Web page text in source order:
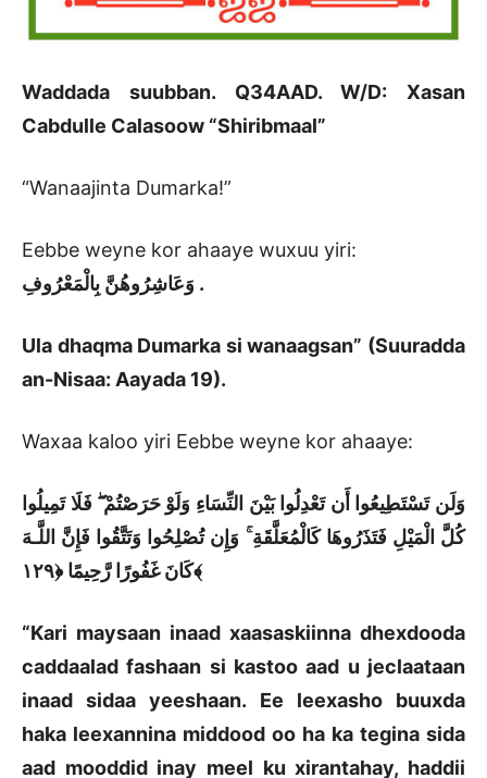
Waddada suubban. Q34AAD. W/D: Xasan
Cabdulle Calasoow “Shiribmaal”
“Wanaajinta Dumarka!”
Eebbe weyne kor ahaaye wuxuu yiri:
وَعَاشِرُوهُنَّ بِالْمَعْرُوفِ .
Ula dhaqma Dumarka si wanaagsan” (Suuradda
an-Nisaa: Aayada 19).
Waxaa kaloo yiri Eebbe weyne kor ahaaye:
وَلَن تَسْتَطِيعُوا أَن تَعْدِلُوا بَيْنَ النِّسَاءِ وَلَوْ حَرَصْتُمْ ۖ فَلَا تَمِيلُوا
كُلَّ الْمَيْلِ فَتَذَرُوهَا كَالْمُعَلَّقَةِ ۚ وَإِن تُصْلِحُوا وَتَتَّقُوا فَإِنَّ اللَّـهَ
كَانَ غَفُورًا رَّحِيمًا ﴿١٢٩﴾
“Kari maysaan inaad xaasaskiinna dhexdooda
caddaalad fashaan si kastoo aad u jeclaataan
inaad sidaa yeeshaan. Ee leexasho buuxda
haka leexannina middood oo ha ka tegina sida
aad mooddid inay meel ku xirantahay, haddii